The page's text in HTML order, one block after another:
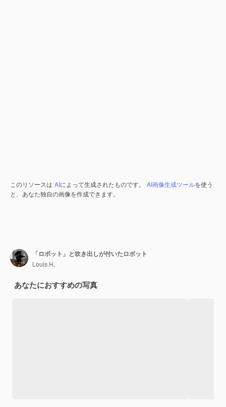
このリソースは AIによって生成されたものです。 AI画像生成ツールを使う
と、あなた独自の画像を作成できます。
「ロボット」と吹き出しが付いたロボット
Louis H.
あなたにおすすめの写真